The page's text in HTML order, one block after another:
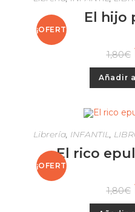
¡OFERT
El hijo
1,80€
Añadir
¡OFERT
Librería, INFANTIL,
El rico
1,80€